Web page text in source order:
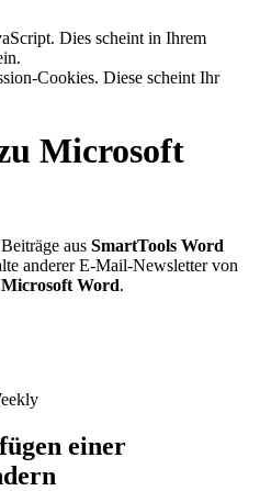
Dies scheint in Ihrem
Cookies. Diese scheint Ihr
Microsoft
aus SmartTools Word
anderer E-Mail-Newsletter von
Microsoft Word.
einer